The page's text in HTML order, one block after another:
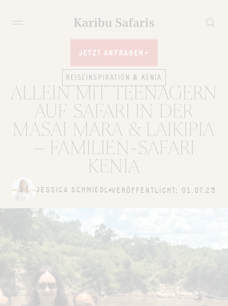
JETZT ANFRAGEN
JETZT ANFRAGEN
REISEINSPIRATION & KENIA
ALLEIN MIT TEENAGERN
AUF SAFARI IN DER
MASAI MARA & LAIKIPIA
– FAMILIEN‑SAFARI
KENIA
JESSICA SCHMIEDL VERÖFFENTLICHT: 01.07.25